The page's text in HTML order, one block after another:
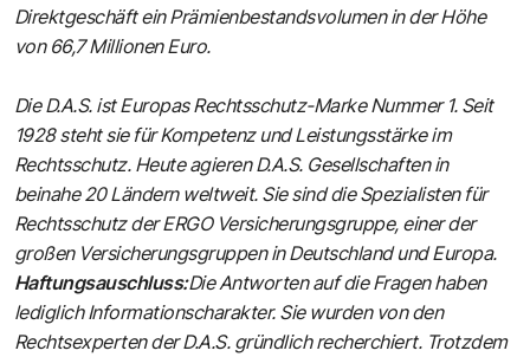
Direktgeschäft ein Prämienbestandsvolumen in der Höhe
von 66,7 Millionen Euro.
Die D.A.S. ist Europas Rechtsschutz-Marke Nummer 1. Seit
1928 steht sie für Kompetenz und Leistungsstärke im
Rechtsschutz. Heute agieren D.A.S. Gesellschaften in
beinahe 20 Ländern weltweit. Sie sind die Spezialisten für
Rechtsschutz der ERGO Versicherungsgruppe, einer der
großen Versicherungsgruppen in Deutschland und Europa.
Haftungsauschluss:Die Antworten auf die Fragen haben
lediglich Informationscharakter. Sie wurden von den
Rechtsexperten der D.A.S. gründlich recherchiert. Trotzdem